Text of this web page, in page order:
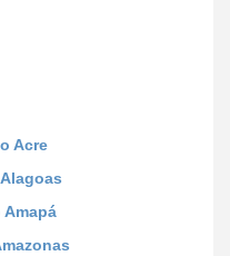
Acre